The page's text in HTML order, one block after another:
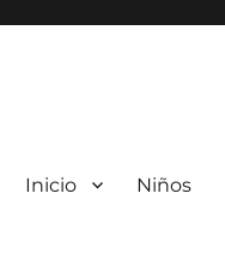
Inicio Niños